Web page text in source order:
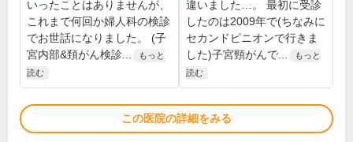
いったことはありませんが、
これまで何回か婦人科の検診
でお世話になりました。 (子
宮内部&頚がん検診...
もっと
読む
違いました…。 最初に受診
したのは2009年で(ちなみに
セカンドピニオンで行きま
した)子宮頸がんで...
もっと
読む
この医院の詳細をみる